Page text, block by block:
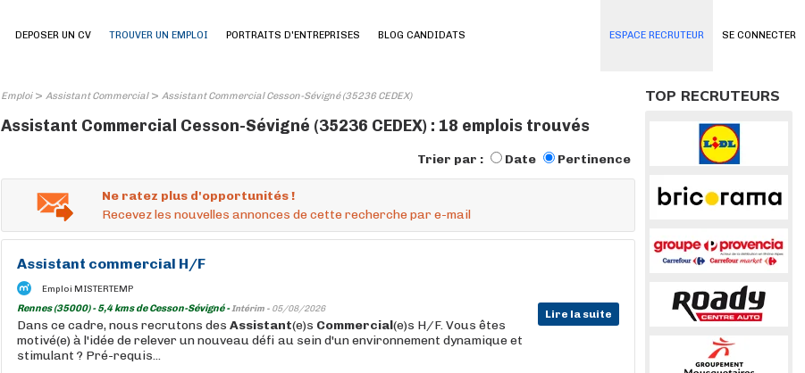
SE CONNECTER
DEPOSER UN CV TROUVER UN EMPLOI PORTRAITS D'ENTREPRISES BLOG CANDIDATS ESPACE RECRUTEUR
Emploi> Assistant Commercial> Assistant Commercial Cesson-Sévigné (35236 CEDEX)
Assistant Commercial Cesson-Sévigné (35236 CEDEX) : 18 emplois trouvés
Trier par : Date Pertinence
Ne ratez plus d'opportunités !
Recevez les nouvelles annonces de cette recherche par e-mail
Assistant commercial H/F
Emploi MISTERTEMP
Rennes (35000) - 5,4 kms de Cesson-Sévigné -Intérim - 05/08/2026 Lire la suite
Dans ce cadre, nous recrutons des Assistant(e)s Commercial(e)s H/F. Vous êtes
motivé(e) à l'idée de relever un nouveau défi au sein d'un environnement dynamique et
stimulant ? Pré-requis...
TOP RECRUTEURS